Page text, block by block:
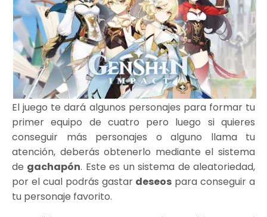
El juego te dará algunos personajes para formar tu
primer equipo de cuatro pero luego si quieres
conseguir más personajes o alguno llama tu
atención, deberás obtenerlo mediante el sistema
de gachapón. Este es un sistema de aleatoriedad,
por el cual podrás gastar deseos para conseguir a
tu personaje favorito.